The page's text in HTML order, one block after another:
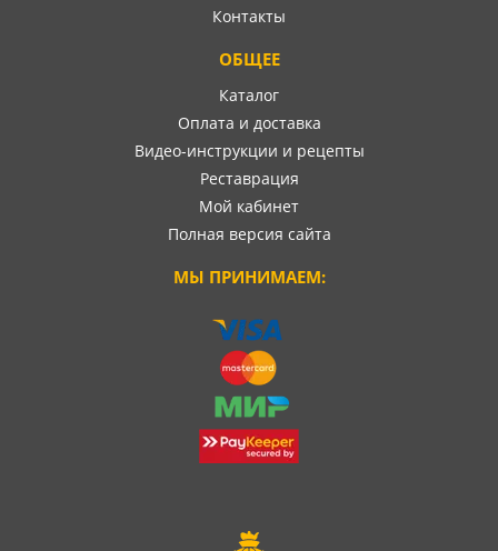
Контакты
ОБЩЕЕ
Каталог
Оплата и доставка
Видео-инструкции и рецепты
Реставрация
Мой кабинет
Полная версия сайта
МЫ ПРИНИМАЕМ: